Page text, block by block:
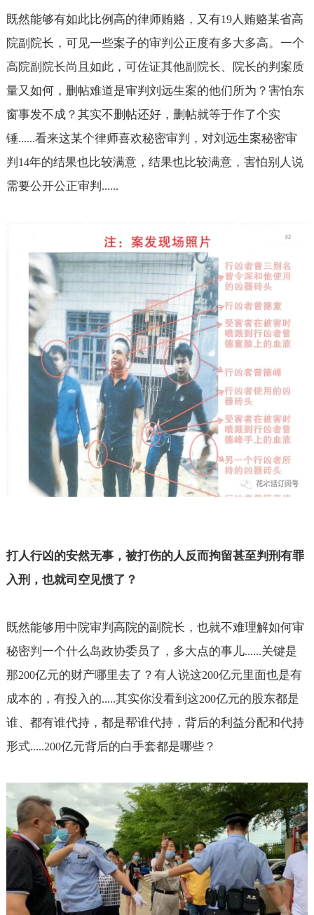
既然能够有如此比例高的律师贿赂，又有19人贿赂某省高
院副院长，可见一些案子的审判公正度有多大多高。一个
高院副院长尚且如此，可佐证其他副院长、院长的判案质
量又如何，删帖难道是审判刘远生案的他们所为？害怕东
窗事发不成？其实不删帖还好，删帖就等于作了个实
锤......看来这某个律师喜欢秘密审判，对刘远生案秘密审
判 14年的结果也比较满意，结果也比较满意，害怕别人说
需要公开公正审判 ......
打人行凶的安然无事，被打伤的人反而拘留甚至判刑有罪
入刑，也就司空见惯了？
既然能够用中院审判高院的副院长，也就不难理解如何审
秘密判一个什么岛政协委员了，多大点的事儿......关键是
那200亿元的财产哪里去了？有人说这200亿元里面也是有
成本的，有投入的.....其实你没看到这200亿元的股东都是
谁、都有谁代持，都是帮谁代持，背后的利益分配和代持
形式.....200亿元背后的白手套都是哪些？